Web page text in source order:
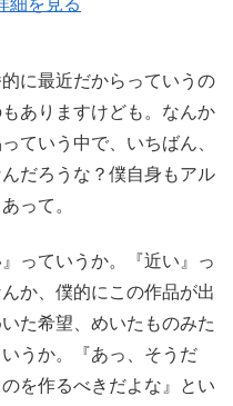
に最近だからっていうの
ありますけども。なんか
ていう中で、いちばん、
だろうな？僕自身もアル
って。
っていうか。『近い』っ
か、僕的にこの作品が出
た希望、めいたものみた
うか。『あっ、そうだ
を作るべきだよな』とい